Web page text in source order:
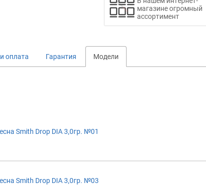
магазине огромный
ассортимент
оплата Гарантия Модели
Smith Drop DIA 3,0гр. №01
Smith Drop DIA 3,0гр. №03